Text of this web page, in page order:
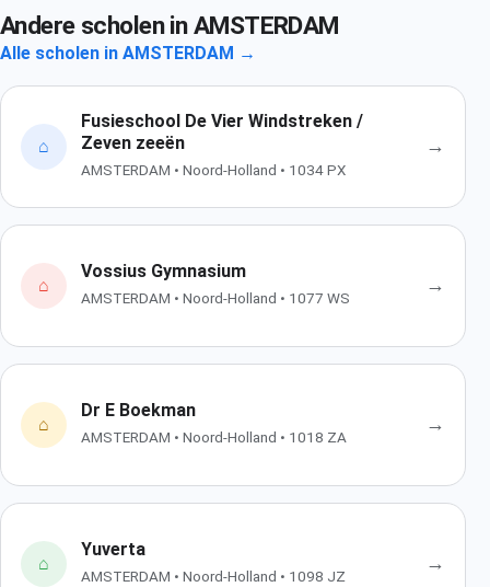
Andere scholen in AMSTERDAM
Alle scholen in AMSTERDAM →
⌂
Fusieschool De Vier Windstreken /
Zeven zeeën
AMSTERDAM • Noord-Holland • 1034 PX
→
⌂
Vossius Gymnasium
AMSTERDAM • Noord-Holland • 1077 WS
→
⌂
Dr E Boekman
AMSTERDAM • Noord-Holland • 1018 ZA
→
⌂
Yuverta
AMSTERDAM • Noord-Holland • 1098 JZ
→